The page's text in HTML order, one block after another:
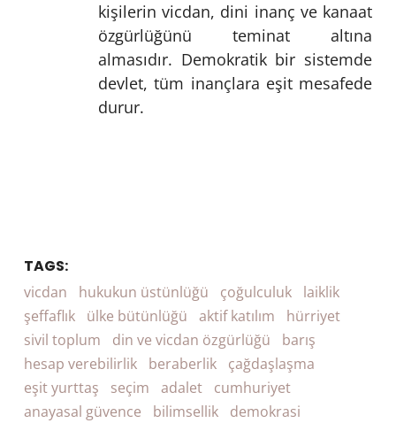
kişilerin vicdan, dini inanç ve kanaat
özgürlüğünü teminat altına
almasıdır. Demokratik bir sistemde
devlet, tüm inançlara eşit mesafede
durur.
TAGS:
vicdan hukukun üstünlüğü çoğulculuk
laiklik
şeffaflık
ülke bütünlüğü aktif katılım
hürriyet
sivil toplum
din ve vicdan özgürlüğü
barış
hesap verebilirlik
beraberlik
çağdaşlaşma
eşit yurttaş
seçim adalet
cumhuriyet
anayasal güvence
bilimsellik
demokrasi